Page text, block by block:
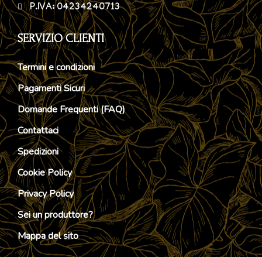
P.IVA: 04234240713
SERVIZIO CLIENTI
Termini e condizioni
Pagamenti Sicuri
Domande Frequenti (FAQ)
Contattaci
Spedizioni
Cookie Policy
Privacy Policy
Sei un produttore?
Mappa del sito